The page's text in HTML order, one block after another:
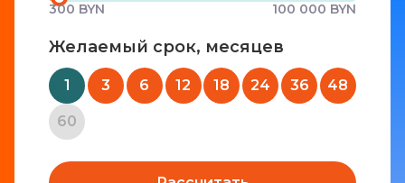
300 BYN 100 000 BYN
Желаемый срок, месяцев
1 3 6 12 18 24 36 48
60